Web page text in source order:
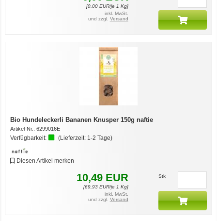
[0,00EUR/je 1 Kg]
inkl. MwSt.
und zzgl. Versand
Bio Hundeleckerli Bananen Knusper 150g naftie
Artikel-Nr.: 6299016E
Verfügbarkeit: (Lieferzeit: 1-2 Tage)
Diesen Artikel merken
10,49 EUR
[69,93EUR/je 1 Kg]
inkl. MwSt.
und zzgl. Versand
Stk